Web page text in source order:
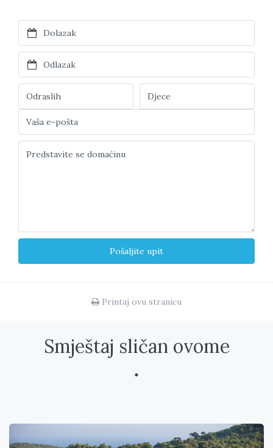
Printaj ovu stranicu
Smještaj sličan ovome